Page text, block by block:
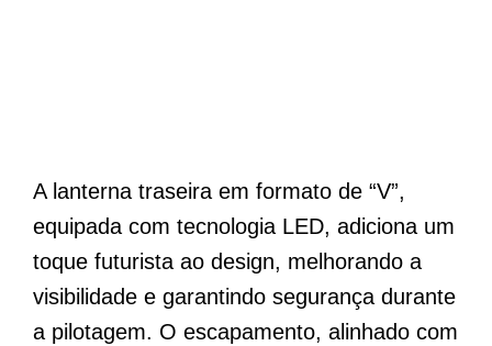
A lanterna traseira em formato de “V”,
equipada com tecnologia LED, adiciona um
toque futurista ao design, melhorando a
visibilidade e garantindo segurança durante
a pilotagem. O escapamento, alinhado com